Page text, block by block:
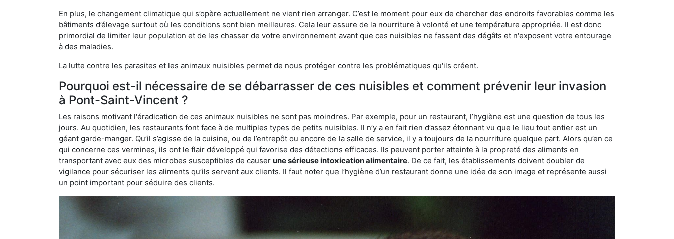
En plus, le changement climatique qui s’opère actuellement ne vient rien arranger. C’est le moment pour eux de chercher des endroits favorables comme les
bâtiments d’élevage surtout où les conditions sont bien meilleures. Cela leur assure de la nourriture à volonté et une température appropriée. Il est donc
primordial de limiter leur population et de les chasser de votre environnement avant que ces nuisibles ne fassent des dégâts et n'exposent votre entourage
à des maladies.
La lutte contre les parasites et les animaux nuisibles permet de nous protéger contre les problématiques qu'ils créent.
Pourquoi est-il nécessaire de se débarrasser de ces nuisibles et comment prévenir leur invasion
à Pont-Saint-Vincent ?
Les raisons motivant l'éradication de ces animaux nuisibles ne sont pas moindres. Par exemple, pour un restaurant, l’hygiène est une question de tous les
jours. Au quotidien, les restaurants font face à de multiples types de petits nuisibles. Il n’y a en fait rien d’assez étonnant vu que le lieu tout entier est un
géant garde-manger. Qu’il s’agisse de la cuisine, ou de l’entrepôt ou encore de la salle de service, il y a toujours de la nourriture quelque part. Alors qu’en ce
qui concerne ces vermines, ils ont le flair développé qui favorise des détections efficaces. Ils peuvent porter atteinte à la propreté des aliments en
transportant avec eux des microbes susceptibles de causer une sérieuse intoxication alimentaire. De ce fait, les établissements doivent doubler de
vigilance pour sécuriser les aliments qu’ils servent aux clients. Il faut noter que l’hygiène d’un restaurant donne une idée de son image et représente aussi
un point important pour séduire des clients.